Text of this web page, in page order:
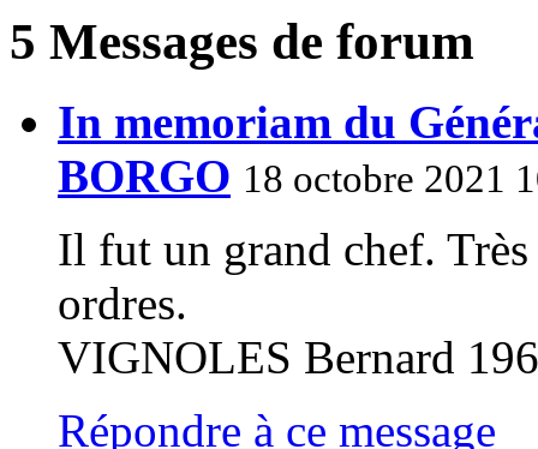
5 Messages de forum
In memoriam du
BORGO 18 octobre 2021
Il fut un grand chef. Très
ordres.
VIGNOLES Bernard
Répondre à ce message